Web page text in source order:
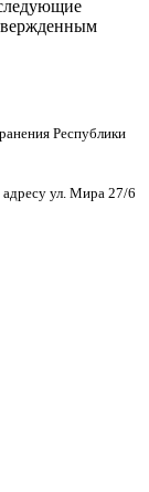
Республики
адресу ул. Мира 27/6